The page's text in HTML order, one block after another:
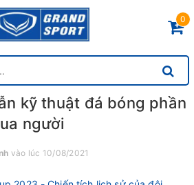
0
kỹ thuật đá bóng phần
người
vào lúc 10/08/2021